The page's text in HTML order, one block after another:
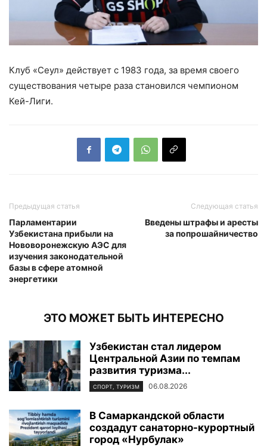
Клуб «Сеул» действует с 1983 года, за время своего
существования четыре раза становился чемпионом
Кей-Лиги.
Предыдущая статья
Парламентарии
Узбекистана прибыли на
Нововоронежскую АЭС для
изучения законодательной
базы в сфере атомной
энергетики
Следующая статья
Введены штрафы и аресты
за попрошайничество
ЭТО МОЖЕТ БЫТЬ ИНТЕРЕСНО
Узбекистан стал лидером
Центральной Азии по темпам
развития туризма...
СПОРТ, ТУРИЗМ 06.08.2026
В Самаркандской области
создадут санаторно-курортный
город «Нурбулак»